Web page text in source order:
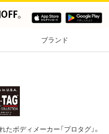
ブランド
ボディメーカー「プロタグ」。